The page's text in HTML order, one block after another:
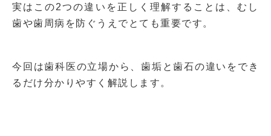
実はこの2つの違いを正しく理解することは、むし
歯や歯周病を防ぐうえでとても重要です。
今回は歯科医の立場から、歯垢と歯石の違いをでき
るだけ分かりやすく解説します。